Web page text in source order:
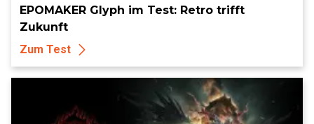
EPOMAKER Glyph im Test: Retro trifft
Zukunft
Zum Test